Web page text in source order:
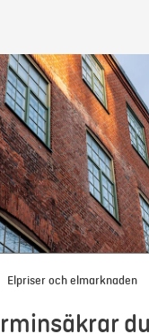
Elpriser och elmarknaden
du